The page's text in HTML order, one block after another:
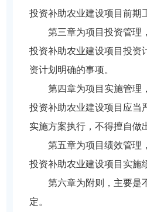
投资补助农业建设项目前期
第三章为项目投资管理
投资补助农业建设项目投资
资计划明确的事项。
第四章为项目实施管理
投资补助农业建设项目应当
实施方案执行，不得擅自做
第五章为项目绩效管理
投资补助农业建设项目实施
第六章为附则，主要是
定。